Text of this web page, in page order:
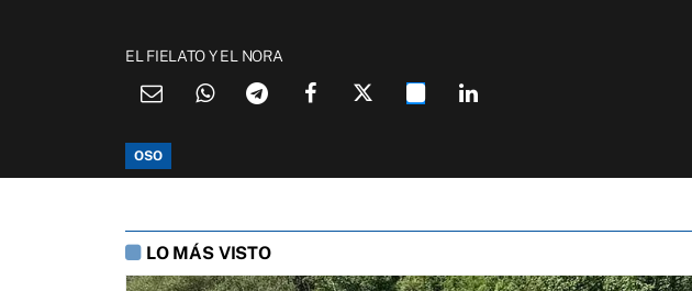
EL FIELATO Y EL NORA
OSO
LO MÁS VISTO